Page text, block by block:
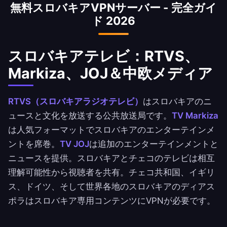
のためのブラチスラバIPを提供します。イギリス
やドイツの大規模なスロバキアコミュニティにも
無料スロバキアVPNサーバー - 完全ガイ
ド 2026
スロバキアテレビ：RTVS、
Markiza、JOJ＆中欧メディア
RTVS（スロバキアラジオテレビ） はスロバキアのニ
ュースと文化を放送する公共放送局です。 TV Markiza
は人気フォーマットでスロバキアのエンターテインメ
ントを席巻。 TV JOJは追加のエンターテインメントと
ニュースを提供。スロバキアとチェコのテレビは相互
理解可能性から視聴者を共有。チェコ共和国、イギリ
ス、ドイツ、そして世界各地のスロバキアのディアス
ポラはスロバキア専用コンテンツにVPNが必要です。